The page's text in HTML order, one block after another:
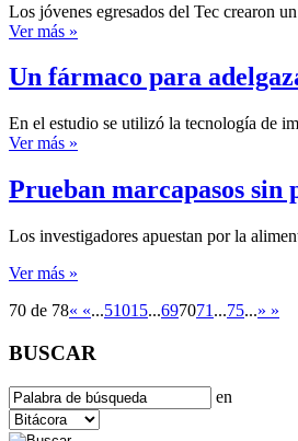
Los jóvenes egresados del Tec crearon
Ver más »
Un fármaco para
En el estudio se utilizó la tecnología de
Ver más »
Prueban marcapasos sin
Los investigadores apuestan por la
Ver más »
70 de 78« «...51015...697071 ...75...» »
BUSCAR
en